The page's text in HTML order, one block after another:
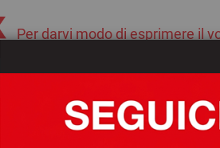
Per darvi modo di esprimere il
Novità Il marchio
I nostri distributori